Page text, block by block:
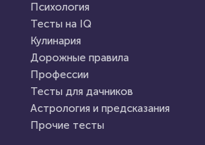
Психология
Тесты на IQ
Кулинария
Дорожные правила
Профессии
Тесты для дачников
Астрология и предсказания
Прочие тесты